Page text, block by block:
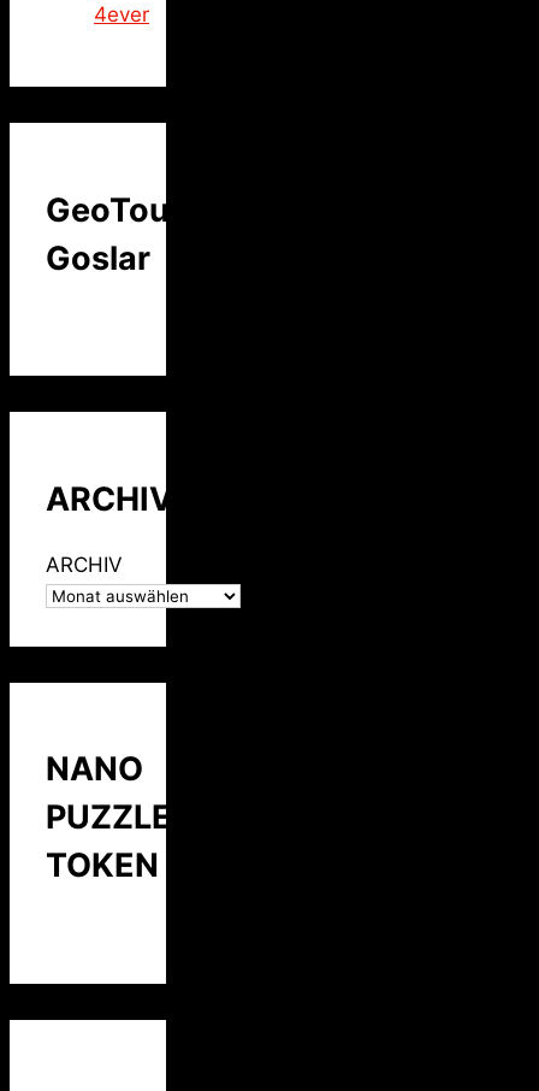
4ever
GeoTour
Goslar
ARCHIV
ARCHIV
NANO
PUZZLE
TOKEN